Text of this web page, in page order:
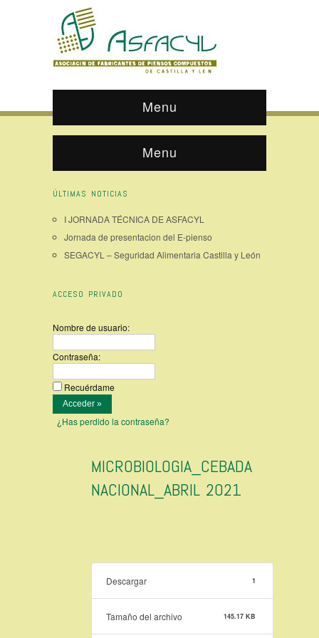
Menu
Menu
ÚLTIMAS NOTICIAS
I JORNADA TÉCNICA DE ASFACYL
Jornada de presentacion del E-pienso
SEGACYL – Seguridad Alimentaria Castilla y León
ACCESO PRIVADO
Nombre de usuario:
Contraseña:
Recuérdame
¿Has perdido la contraseña?
MICROBIOLOGIA_CEBADA
NACIONAL_ABRIL 2021
Descargar 1
Tamaño del archivo 145.17 KB